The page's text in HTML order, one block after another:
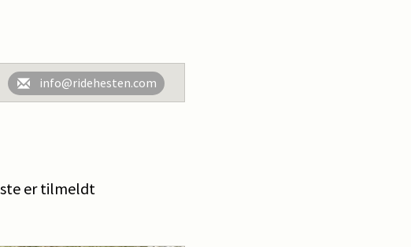
info@ridehesten.com
er tilmeldt